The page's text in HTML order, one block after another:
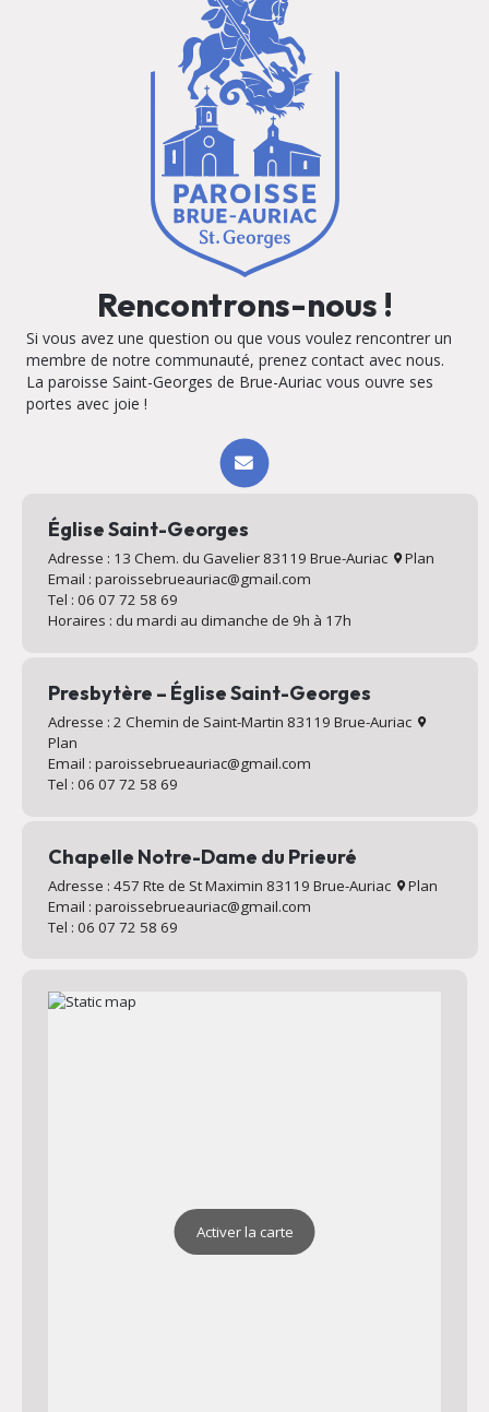
Rencontrons-nous !
Si vous avez une question ou que vous voulez rencontrer un
membre de notre communauté, prenez contact avec nous.
La paroisse Saint-Georges de Brue-Auriac vous ouvre ses
portes avec joie !
Église Saint-Georges
Adresse : 13 Chem. du Gavelier 83119 Brue-Auriac
Plan
Email : paroissebrueauriac@gmail.com
Tel : 06 07 72 58 69
Horaires : du mardi au dimanche de 9h à 17h
Presbytère – Église Saint-Georges
Adresse : 2 Chemin de Saint-Martin 83119 Brue-Auriac
Plan
Email : paroissebrueauriac@gmail.com
Tel : 06 07 72 58 69
Chapelle Notre-Dame du Prieuré
Adresse : 457 Rte de St Maximin 83119 Brue-Auriac
Plan
Email : paroissebrueauriac@gmail.com
Tel : 06 07 72 58 69
Activer la carte